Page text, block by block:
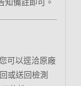
可以逕洽原廠
或送回檢測